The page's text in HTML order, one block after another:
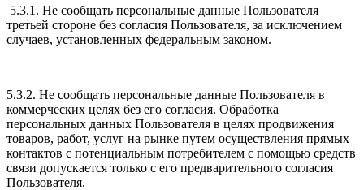
5.3.1. Не сообщать персональные данные Пользователя
третьей стороне без согласия Пользователя, за исключением
случаев, установленных федеральным законом.
5.3.2. Не сообщать персональные данные Пользователя в
коммерческих целях без его согласия. Обработка
персональных данных Пользователя в целях продвижения
товаров, работ, услуг на рынке путем осуществления прямых
контактов с потенциальным потребителем с помощью средств
связи допускается только с его предварительного согласия
Пользователя.